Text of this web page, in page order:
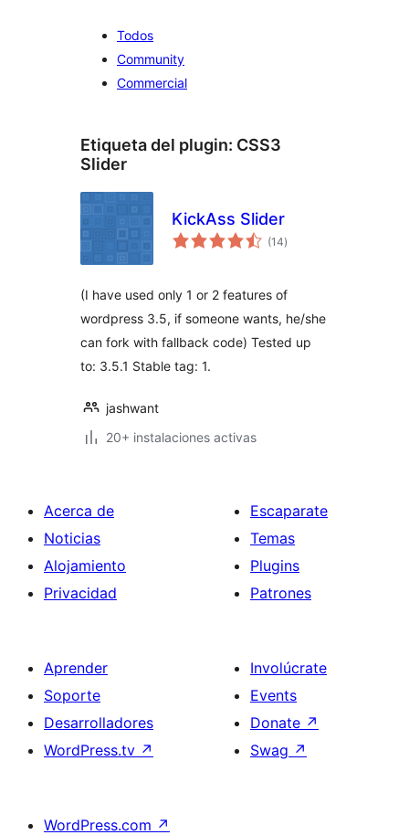
Todos
Community
Commercial
Etiqueta del plugin: CSS3
Slider
KickAss Slider
(14total
de
)
(I have used only 1 or 2 features of
wordpress 3.5, if someone wants, he/she
can fork with fallback code) Tested up
to: 3.5.1 Stable tag: 1.
jashwant
20+ instalaciones activas
Acerca de
Noticias
Alojamiento
Privacidad
Escaparate
Temas
Plugins
Patrones
Aprender
Soporte
Desarrolladores
WordPress.tv ↗
Involúcrate
Events
Donate ↗
Swag ↗
WordPress.com ↗